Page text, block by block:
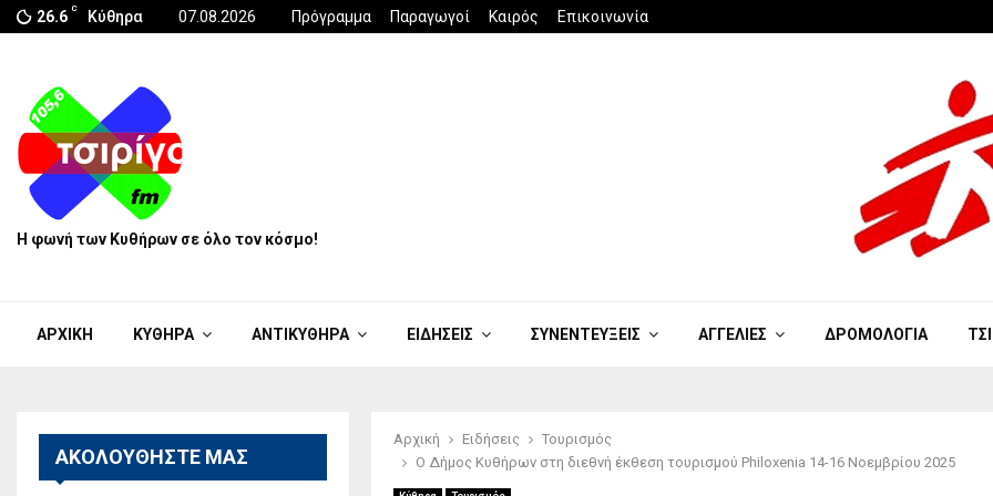
26.6 C Κύθηρα 07.08.2026 Πρόγραμμα Παραγωγοί Καιρός Επικοινωνία
Η φωνή των Κυθήρων σε όλο τον κόσμο!
ΑΡΧΙΚΗ ΚΥΘΗΡΑ ΑΝΤΙΚΥΘΗΡΑ ΕΙΔΗΣΕΙΣ ΣΥΝΕΝΤΕΥΞΕΙΣ ΑΓΓΕΛΙΕΣ ΔΡΟΜΟΛΟΓΙΑ
Αρχική Ειδήσεις
Τουρισμός
Ο Δήμος Κυθήρων στη διεθνή έκθεση τουρισμού Philoxenia 14-16 Νοεμβρίου 2025
ΑΚΟΛΟΥΘΗΣΤΕ ΜΑΣ